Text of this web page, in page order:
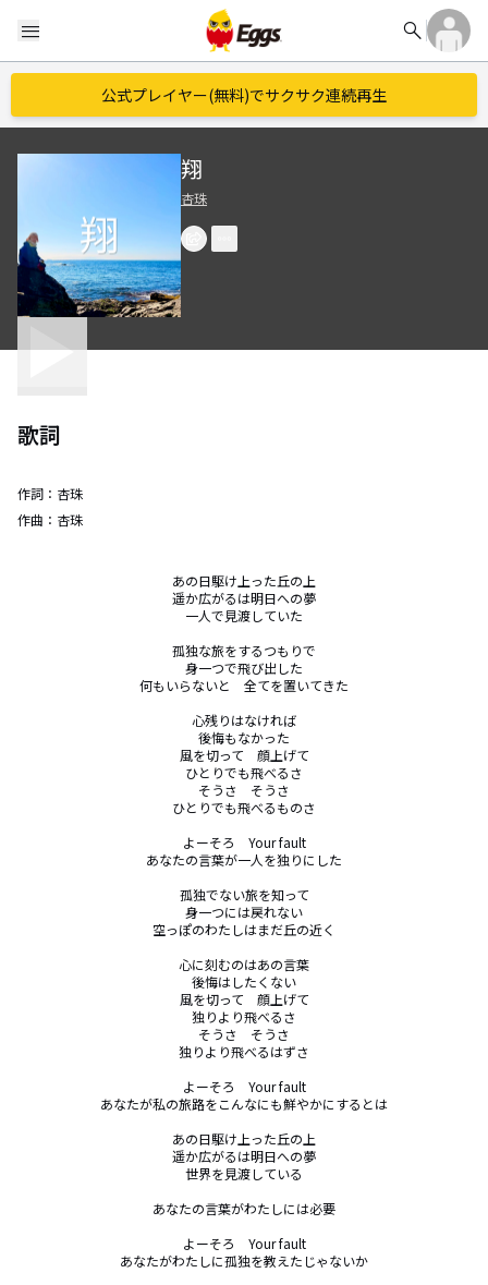
menu search
公式プレイヤー(無料)でサクサク連続再生
翔
杏珠
歌詞
作詞： 杏珠
作曲： 杏珠
あの日駆け上った丘の上
遥か広がるは明日への夢
一人で見渡していた
孤独な旅をするつもりで
身一つで飛び出した
何もいらないと　全てを置いてきた
心残りはなければ
後悔もなかった
風を切って　顔上げて
ひとりでも飛べるさ
そうさ　そうさ
ひとりでも飛べるものさ
よーそろ　Your fault
あなたの言葉が一人を独りにした
孤独でない旅を知って
身一つには戻れない
空っぽのわたしはまだ丘の近く
心に刻むのはあの言葉
後悔はしたくない
風を切って　顔上げて
独りより飛べるさ
そうさ　そうさ
独りより飛べるはずさ
よーそろ　Your fault
あなたが私の旅路をこんなにも鮮やかにするとは
あの日駆け上った丘の上
遥か広がるは明日への夢
世界を見渡している
あなたの言葉がわたしには必要
よーそろ　Your fault
あなたがわたしに孤独を教えたじゃないか